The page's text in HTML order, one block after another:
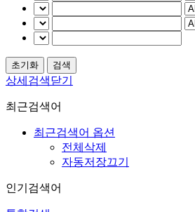
상세검색닫기
최근검색어
최근검색어 옵션
전체삭제
자동저장끄기
인기검색어